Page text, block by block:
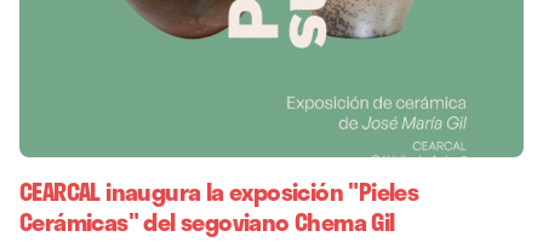
CEARCAL inaugura la exposición "Pieles
Cerámicas" del segoviano Chema Gil